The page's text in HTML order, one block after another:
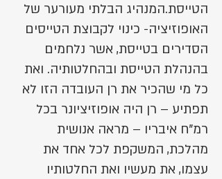
הטייסת.המנהיג הבלתי מעורער של
האופוזיציה- כינוי לקבוצת הטייסים
הסדירים בטייסת, אשר נלחמים
בהנהלת הטייסת ובהחלטותיה. ואת
כל מי שהכיר את רן העובדה הזו לא
תפתיע – רן היה אופוזיציונר בכל
רמ"ח איבריו – מראה אנושית
מהלכת, המשקפת לכל אחד את
עצמו, את מעשיו ואת החלטותיו